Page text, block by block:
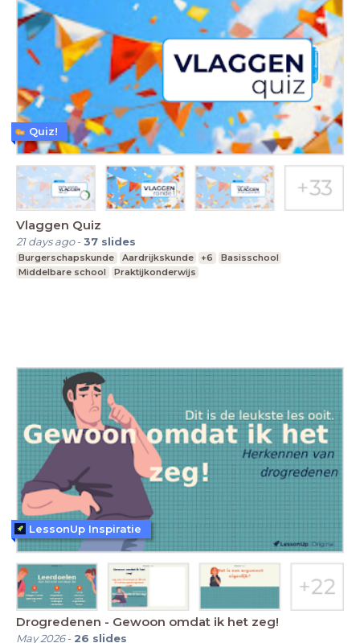
Vlaggen Quiz
21 days ago-37 slides
Burgerschapskunde Aardrijkskunde +6
Basisschool
Middelbare school
Praktijkonderwijs
Quiz!
Drogredenen - Gewoon omdat ik het zeg!
May 2026- 26 slides
LessonUp Inspiratie